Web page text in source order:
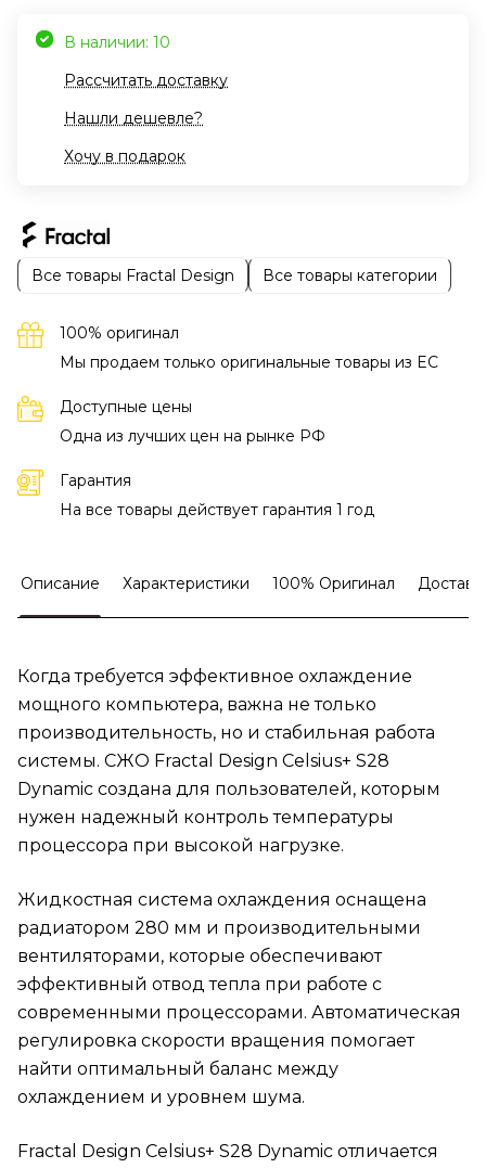
В наличии: 10
Рассчитать доставку
Нашли дешевле?
Хочу в подарок
Все товары Fractal Design Все товары категории
100% оригинал
Мы продаем только оригинальные товары из EC
Доступные цены
Одна из лучших цен на рынке РФ
Гарантия
На все товары действует гарантия 1 год
Описание Характеристики 100% Оригинал
Когда требуется эффективное охлаждение
мощного компьютера, важна не только
производительность, но и стабильная работа
системы. СЖО Fractal Design Celsius+ S28
Dynamic создана для пользователей, которым
нужен надежный контроль температуры
процессора при высокой нагрузке.
Жидкостная система охлаждения оснащена
радиатором 280 мм и производительными
вентиляторами, которые обеспечивают
эффективный отвод тепла при работе с
современными процессорами. Автоматическая
регулировка скорости вращения помогает
найти оптимальный баланс между
охлаждением и уровнем шума.
Fractal Design Celsius+ S28 Dynamic отличается